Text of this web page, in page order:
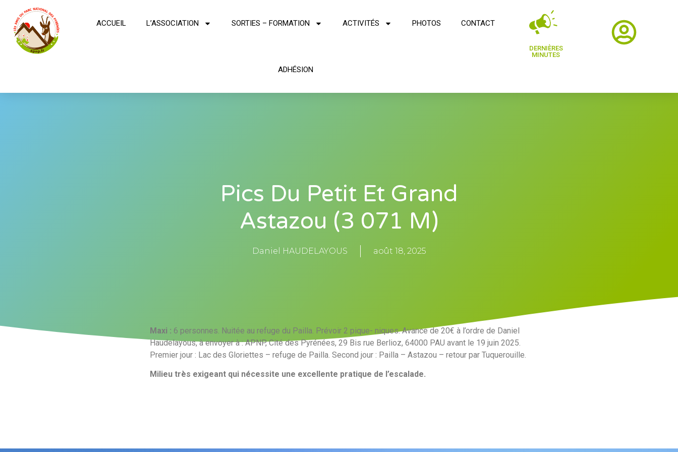
ACCUEIL L’ASSOCIATION SORTIES – FORMATION ACTIVITÉS PHOTOS CONTACT
ADHÉSION
DERNIÈRES
MINUTES
Pics Du Petit Et Grand
Astazou (3 071 M)
Daniel HAUDELAYOUS août 18, 2025
Maxi : 6 personnes. Nuitée au refuge du Pailla. Prévoir 2 pique- niques. Avance de 20€ à l’ordre de Daniel
Haudelayous, à envoyer à : APNP, Cité des Pyrénées, 29 Bis rue Berlioz, 64000 PAU avant le 19 juin 2025.
Premier jour : Lac des Gloriettes – refuge de Pailla. Second jour : Pailla – Astazou – retour par Tuquerouille.
Milieu très exigeant qui nécessite une excellente pratique de l’escalade.